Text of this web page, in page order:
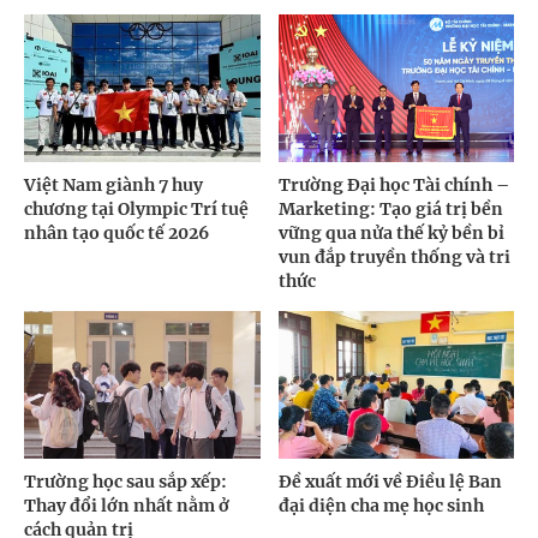
Việt Nam giành 7 huy
chương tại Olympic Trí tuệ
nhân tạo quốc tế 2026
Trường Đại học Tài chính –
Marketing: Tạo giá trị bền
vững qua nửa thế kỷ bền bỉ
vun đắp truyền thống và tri
thức
Trường học sau sắp xếp:
Thay đổi lớn nhất nằm ở
cách quản trị
Đề xuất mới về Điều lệ Ban
đại diện cha mẹ học sinh